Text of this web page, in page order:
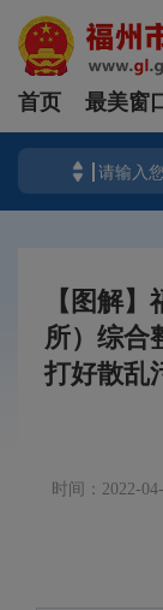
首页 最美窗
【图解
所）综合
打好散乱
时间：2022-